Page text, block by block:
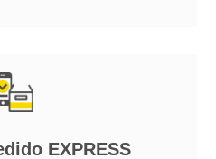
EXPRESS